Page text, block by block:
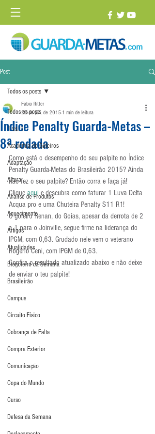
Post
Todos os posts
1 vs. 1
Academia de Goleiros
Adaptação
Altura
Análise de Produtos
Aquecimento
Artigos
Atualidades
Blogoleiro da Semana
Brasileirão
Campus
Circuito Físico
Cobrança de Falta
Compra Exterior
Comunicação
Copa do Mundo
Curso
Defesa da Semana
Todos os posts
Índice Penalty Guarda-Metas –
8ª rodada
Fabio Ritter
22 de jun. de 2015 1 min de leitura
Como está o desempenho do seu palpite no Índice
Penalty Guarda-Metas do Brasileirão 2015? Ainda
não fez o seu palpite? Então corra e faça já!
Clique aqui e descubra como faturar 1 Luva Delta
Acqua pro e uma Chuteira Penalty S11 R1!
O goleiro Renan, do Goías, apesar da derrota de 2
a 1 para o Joinville, segue firme na liderança do
IPGM, com 0,63. Grudado nele vem o veterano
Rogério Ceni, com IPGM de 0,63.
Confira o resultado atualizado abaixo e não deixe
de enviar o teu palpite!